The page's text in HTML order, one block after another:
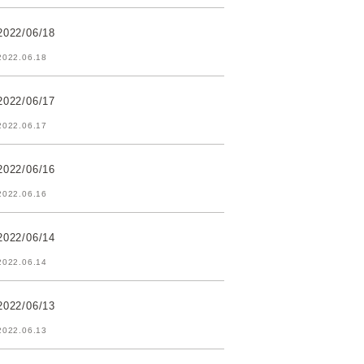
06/18
06/17
06/16
06/14
06/13